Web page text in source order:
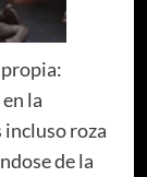
la
roza
de la